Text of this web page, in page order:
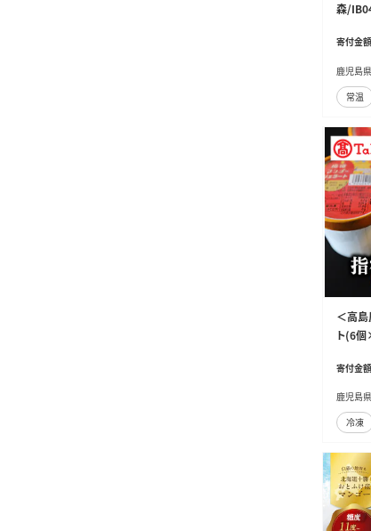
森/
寄付金額
鹿児島
常温
＜高島
ト(6
寄付金額
鹿児島
冷凍